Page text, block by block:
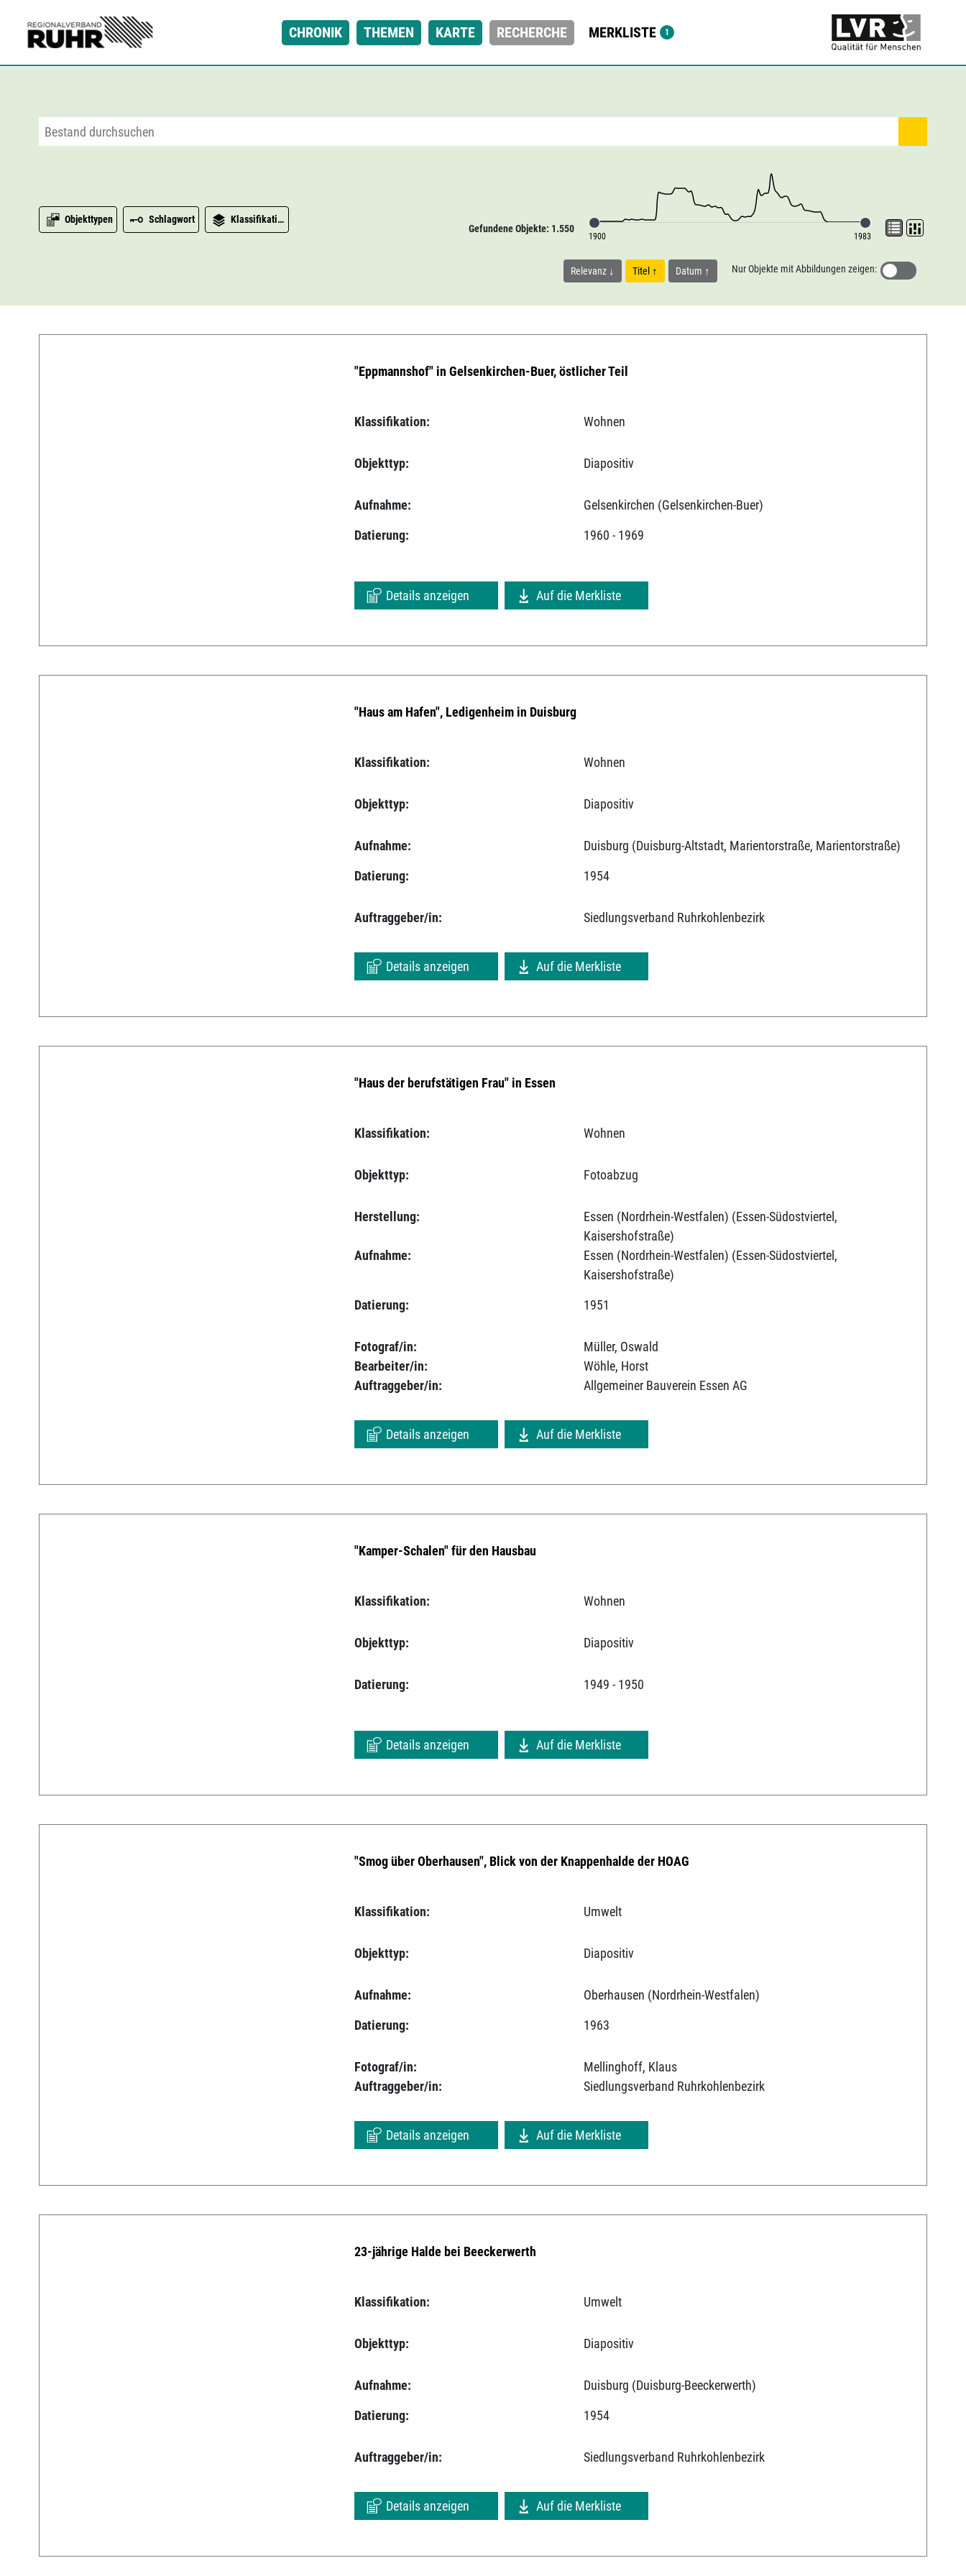
CHRONIK THEMEN KARTE RECHERCHE MERKLISTE
Objekttypen Schlagwort
Klassifikation
Gefundene Objekte: 1.550
1900 1983
Relevanz Titel Datum Nur Objekte mit Abbildungen zeigen:
"Eppmannshof" in Gelsenkirchen-Buer, östlicher Teil
Klassifikation: Wohnen
Objekttyp: Diapositiv
Aufnahme:
Gelsenkirchen (Gelsenkirchen-Buer)
Datierung:
1960 - 1969
Details anzeigen Auf die Merkliste
"Haus am Hafen", Ledigenheim in Duisburg
Klassifikation: Wohnen
Objekttyp: Diapositiv
Aufnahme:
Duisburg (Duisburg-Altstadt, Marientorstraße, Marientorstraße)
Datierung:
1954
Auftraggeber/in: Siedlungsverband Ruhrkohlenbezirk
Details anzeigen Auf die Merkliste
"Haus der berufstätigen Frau" in Essen
Klassifikation: Wohnen
Objekttyp: Fotoabzug
Herstellung:
Essen (Nordrhein-Westfalen) (Essen-Südostviertel,
Kaisershofstraße)
Aufnahme:
Essen (Nordrhein-Westfalen) (Essen-Südostviertel,
Kaisershofstraße)
Datierung:
1951
Fotograf/in:
Müller, Oswald
Bearbeiter/in:
Wöhle, Horst
Auftraggeber/in:
Allgemeiner Bauverein Essen AG
Details anzeigen Auf die Merkliste
"Kamper-Schalen" für den Hausbau
Klassifikation: Wohnen
Objekttyp: Diapositiv
Datierung: 1949 - 1950
Details anzeigen Auf die Merkliste
"Smog über Oberhausen", Blick von der Knappenhalde der HOAG
Klassifikation: Umwelt
Objekttyp: Diapositiv
Aufnahme:
Oberhausen (Nordrhein-Westfalen)
Datierung:
1963
Fotograf/in:
Mellinghoff, Klaus
Auftraggeber/in:
Siedlungsverband Ruhrkohlenbezirk
Details anzeigen Auf die Merkliste
23-jährige Halde bei Beeckerwerth
Klassifikation: Umwelt
Objekttyp: Diapositiv
Aufnahme:
Duisburg (Duisburg-Beeckerwerth)
Datierung:
1954
Auftraggeber/in: Siedlungsverband Ruhrkohlenbezirk
Details anzeigen Auf die Merkliste